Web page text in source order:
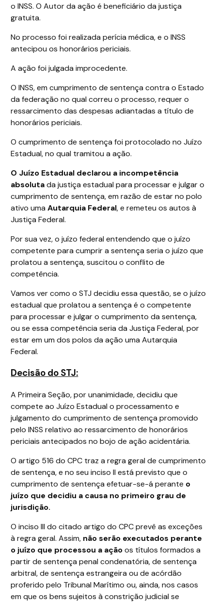
o INSS. O Autor da ação é beneficiário da justiça
gratuita.
No processo foi realizada perícia médica, e o INSS
antecipou os honorários periciais.
A ação foi julgada improcedente.
O INSS, em cumprimento de sentença contra o Estado
da federação no qual correu o processo, requer o
ressarcimento das despesas adiantadas a título de
honorários periciais.
O cumprimento de sentença foi protocolado no Juízo
Estadual, no qual tramitou a ação.
O Juízo Estadual declarou a incompetência
absolutada justiça estadual para processar e julgar o
cumprimento de sentença, em razão de estar no polo
ativo umaAutarquia Federal, e remeteu os autos à
Justiça Federal.
Por sua vez, o juízo federal entendendo que o juízo
competente para cumprir a sentença seria o juízo que
prolatou a sentença, suscitou o conflito de
competência.
Vamos ver como o STJ decidiu essa questão, se o juízo
estadual que prolatou a sentença é o competente
para processar e julgar o cumprimento da sentença,
ou se essa competência seria da Justiça Federal, por
estar em um dos polos da ação uma Autarquia
Federal.
Decisão do STJ:
A Primeira Seção, por unanimidade, decidiu que
compete ao Juízo Estadual o processamento e
julgamento do cumprimento de sentença promovido
pelo INSS relativo ao ressarcimento de honorários
periciais antecipados no bojo de ação acidentária.
O artigo 516 do CPC traz a regra geral de cumprimento
de sentença, e no seu inciso II está previsto que o
cumprimento de sentença efetuar-se-á perante o
juízo que decidiu a causa no primeiro grau de
jurisdição.
O inciso III do citado artigo do CPC prevê as exceções
à regra geral. Assim, não serão executados perante
o juízo que processou a açãoos títulos formados a
partir de sentença penal condenatória, de sentença
arbitral, de sentença estrangeira ou de acórdão
proferido pelo Tribunal Marítimo ou, ainda, nos casos
em que os bens sujeitos à constrição judicial se